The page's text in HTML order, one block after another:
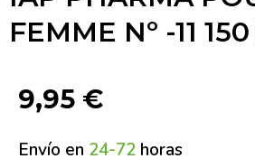
FEMME Nº -11
9,95 €
Envío en 24-72 horas